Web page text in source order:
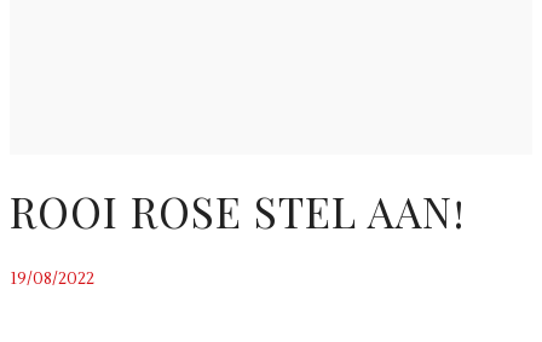
ROOI ROSE STEL AAN!
19/08/2022